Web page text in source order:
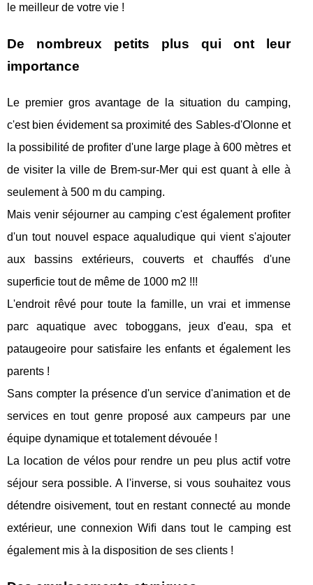
le meilleur de votre vie !
De nombreux petits plus qui ont leur
importance
Le premier gros avantage de la situation du camping,
c'est bien évidement sa proximité des Sables-d'Olonne et
la possibilité de profiter d'une large plage à 600 mètres et
de visiter la ville de Brem-sur-Mer qui est quant à elle à
seulement à 500 m du camping.
Mais venir séjourner au camping c'est également profiter
d'un tout nouvel espace aqualudique qui vient s'ajouter
aux bassins extérieurs, couverts et chauffés d'une
superficie tout de même de 1000 m2 !!!
L'endroit rêvé pour toute la famille, un vrai et immense
parc aquatique avec toboggans, jeux d'eau, spa et
pataugeoire pour satisfaire les enfants et également les
parents !
Sans compter la présence d'un service d'animation et de
services en tout genre proposé aux campeurs par une
équipe dynamique et totalement dévouée !
La location de vélos pour rendre un peu plus actif votre
séjour sera possible. A l'inverse, si vous souhaitez vous
détendre oisivement, tout en restant connecté au monde
extérieur, une connexion Wiﬁ dans tout le camping est
également mis à la disposition de ses clients !